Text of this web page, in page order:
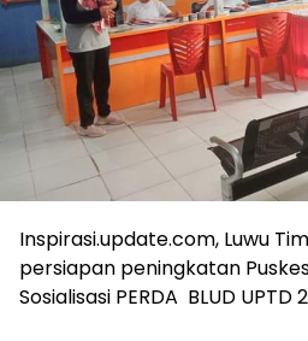
Inspirasi.update.com, Luwu
persiapan peningkatan
Sosialisasi PERDA BLUD UPTD